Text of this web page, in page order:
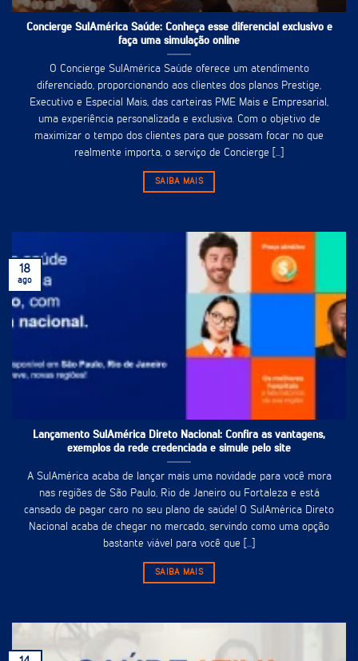
Concierge SulAmérica Saúde: Conheça esse diferencial exclusivo e
faça uma simulação online
O Concierge SulAmérica Saúde oferece um atendimento
diferenciado, proporcionando aos clientes dos planos Prestige,
Executivo e Especial Mais, das carteiras PME Mais e Empresarial,
uma experiência personalizada e exclusiva. Com o objetivo de
maximizar o tempo dos clientes para que possam focar no que
realmente importa, o serviço de Concierge [...]
SAIBA MAIS
Lançamento SulAmérica Direto Nacional: Confira as vantagens,
exemplos da rede credenciada e simule pelo site
A SulAmérica acaba de lançar mais uma novidade para você mora
nas regiões de São Paulo, Rio de Janeiro ou Fortaleza e está
cansado de pagar caro no seu plano de saúde! O SulAmérica Direto
Nacional acaba de chegar no mercado, servindo como uma opção
bastante viável para você que [...]
SAIBA MAIS
18
ago